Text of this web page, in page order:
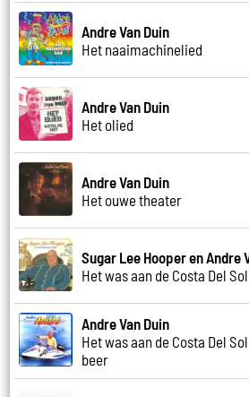
Andre Van Duin
Het naaimachinelied
Andre Van Duin
Het olied
Andre Van Duin
Het ouwe theater
Sugar Lee Hooper en Andre
Het was aan de Costa Del Sol
Andre Van Duin
Het was aan de Costa Del
beer